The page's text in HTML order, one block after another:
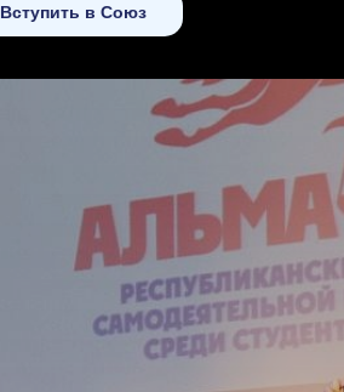
Вступить в Союз